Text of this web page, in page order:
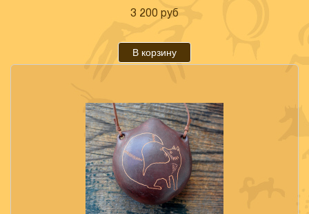
3 200 руб
В корзину